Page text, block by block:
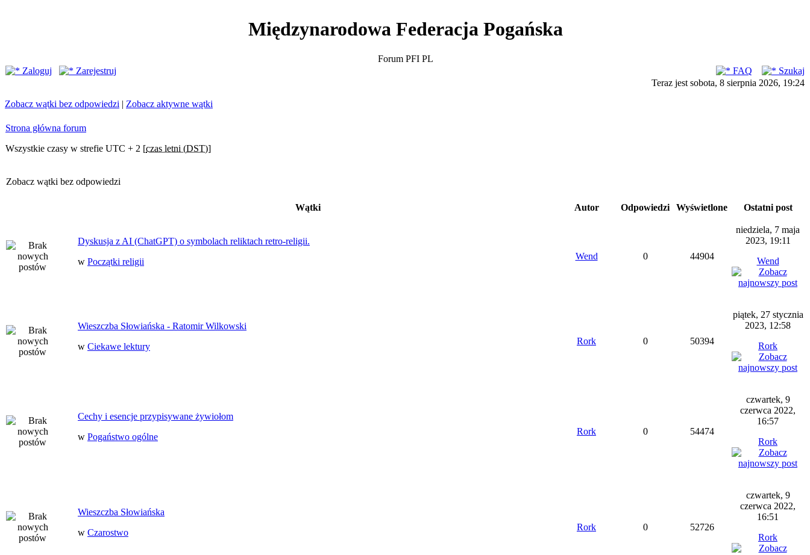
Międzynarodowa Federacja Pogańska
Forum PFI PL
Zaloguj
Zarejestruj FAQ
Szukaj
Teraz jest sobota, 8 sierpnia 2026, 19:24
Zobacz wątki bez odpowiedzi | Zobacz aktywne wątki
Strona główna forum
Wszystkie czasy w strefie UTC + 2 [czas letni (DST)]
Zobacz wątki bez odpowiedzi
Wątki Autor Odpowiedzi Wyświetlone Ostatni post
Dyskusja z AI (ChatGPT) o symbolach reliktach retro-religii.
w Początki religii
Wend 0 44904
niedziela, 7 maja
2023, 19:11
Wend
Wieszczba Słowiańska - Ratomir Wilkowski
w Ciekawe lektury
Rork 0 50394
piątek, 27 stycznia
2023, 12:58
Rork
Cechy i esencje przypisywane żywiołom
w Pogaństwo ogólne
Rork 0 54474
czwartek, 9
czerwca 2022,
16:57
Rork
Wieszczba Słowiańska
w Czarostwo
Rork 0 52726
czwartek, 9
czerwca 2022,
16:51
Rork